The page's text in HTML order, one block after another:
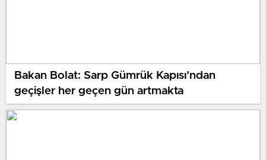
Bakan Bolat: Sarp Gümrük Kapısı’ndan
geçişler her geçen gün artmakta